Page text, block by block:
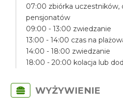
07:00 zbiórka uczestników,
pensjonatów
09:00 - 13:00 zwiedzanie
13:00 - 14:00 czas na
14:00 - 18:00 zwiedzanie
18:00 - 20:00 kolacja lub
WYŻYWIENIE